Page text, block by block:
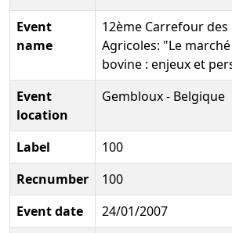
Event
name
12ème Carrefour
Agricoles: "Le
bovine : enjeux et
Event
location
Gembloux - Belgique
Label
100
Recnumber
100
Event date
24/01/2007